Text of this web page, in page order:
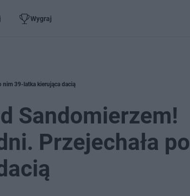
Wygraj
nim 39-latka kierująca dacią
Sandomierzem!
Przejechała po